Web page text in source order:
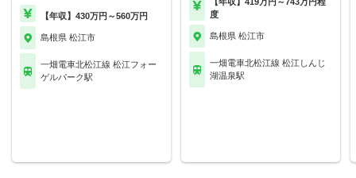
【年収】430万円～560万円
島根県 松江市
一畑電車北松江線 松江フォー
ゲルパーク駅
度
島根県 松江市
一畑電車北松江線 松江しんじ
湖温泉駅